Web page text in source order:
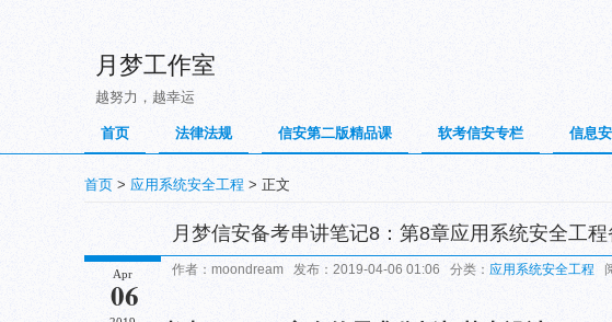
月梦工作室
越努力，越幸运
首页 法律法规 信安第二版精品课 软考信安专栏 信息
首页 > 应用系统安全工程 > 正文
月梦信安备考串讲笔记8：第8章应用系统安全工
Apr
06
作者：moondream 发布：2019-04-06 01:06 分类： 应用系统安全工程